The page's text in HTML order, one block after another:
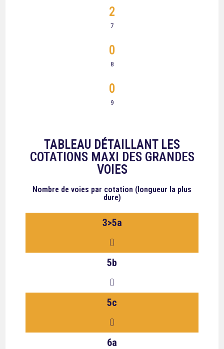
7
2
8
0
9
0
TABLEAU DÉTAILLANT LES
COTATIONS MAXI DES GRANDES
VOIES
Nombre de voies par cotation (longueur la plus
dure)
3>5a
0
5b
0
5c
0
6a